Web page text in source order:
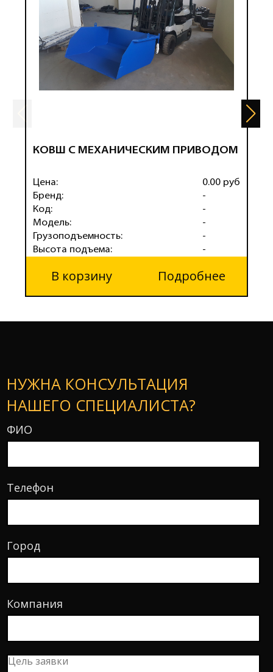
КОВШ С МЕХАНИЧЕСКИМ ПРИВОДОМ
Цена:
Бренд:
Код:
Модель:
Грузоподъемность:
Высота подъема:
0.00 руб
-
-
-
-
-
В корзину Подробнее
НУЖНА КОНСУЛЬТАЦИЯ
НАШЕГО СПЕЦИАЛИСТА?
ФИО
Телефон
Город
Компания